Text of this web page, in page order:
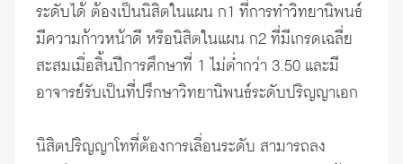
ระดับได้ ต้องเป็นนิสิตในแผน ก1 ที่การทำวิทยานิพนธ์
มีความก้าวหน้าดี หรือนิสิตในแผน ก2 ที่มีเกรดเฉลี่ย
สะสมเมื่อสิ้นปีการศึกษาที่ 1 ไม่ต่ำกว่า 3.50 และมี
อาจารย์รับเป็นที่ปรึกษาวิทยานิพนธ์ระดับปริญญาเอก
นิสิตปริญญาโทที่ต้องการเลื่อนระดับ สามารถลง